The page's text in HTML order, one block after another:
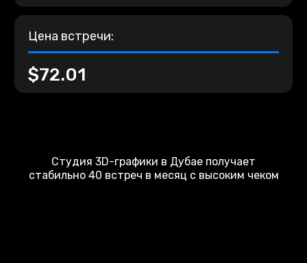
Цена встречи:
$72.01
Студия 3D-графики в Дубае получает
стабильно 40 встреч в месяц с высоким чеком